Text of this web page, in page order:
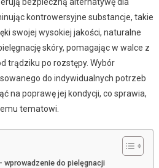
kontrowersyjne substancje, takie
swojej wysokiej jakości, naturalne
skóry, pomagając w walce z
trądziku po rozstępy. Wybór
do indywidualnych potrzeb
na poprawę jej kondycji, co sprawia,
tematowi.
wprowadzenie do pielęgnacji